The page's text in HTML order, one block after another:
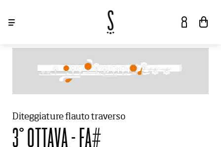
ACCEDI
SERVIZI
Diteggiature flauto traverso
3° OTTAVA - FA#